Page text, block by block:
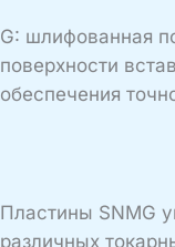
G: шлифованная
поверхности
обеспечения
Пластины SNMG
различных